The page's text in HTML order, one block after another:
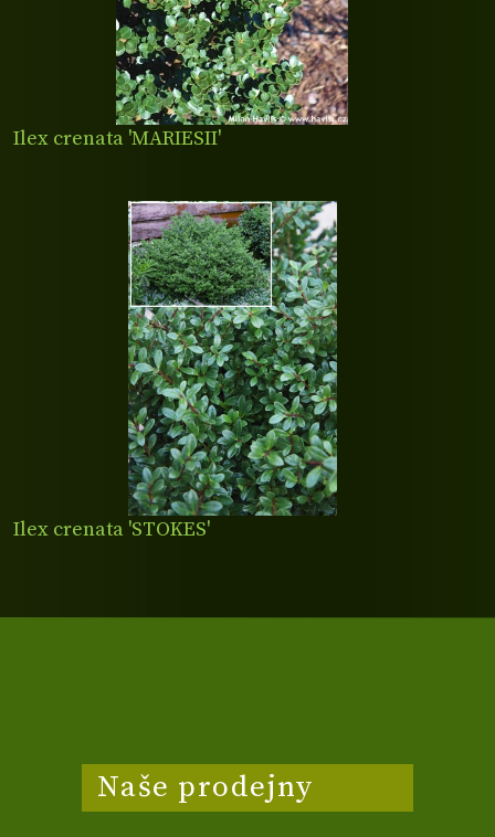
Ilex crenata 'MARIESII'
Ilex crenata 'STOKES'
Naše prodejny